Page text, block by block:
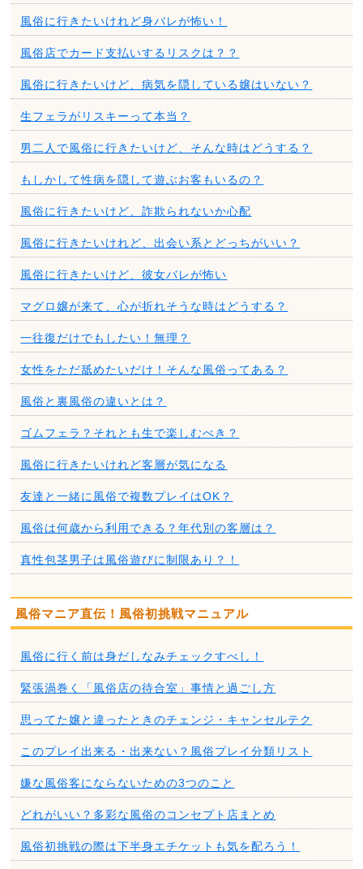
風俗に行きたいけれど身バレが怖い！
風俗店でカード支払いするリスクは？？
風俗に行きたいけど、病気を隠している嬢はいない？
生フェラがリスキーって本当？
男二人で風俗に行きたいけど、そんな時はどうする？
もしかして性病を隠して遊ぶお客もいるの？
風俗に行きたいけど、詐欺られないか心配
風俗に行きたいけれど、出会い系とどっちがいい？
風俗に行きたいけど、彼女バレが怖い
マグロ嬢が来て、心が折れそうな時はどうする？
一往復だけでもしたい！無理？
女性をただ舐めたいだけ！そんな風俗ってある？
風俗と裏風俗の違いとは？
ゴムフェラ？それとも生で楽しむべき？
風俗に行きたいけれど客層が気になる
友達と一緒に風俗で複数プレイはOK？
風俗は何歳から利用できる？年代別の客層は？
真性包茎男子は風俗遊びに制限あり？！
風俗マニア直伝！風俗初挑戦マニュアル
風俗に行く前は身だしなみチェックすべし！
緊張渦巻く「風俗店の待合室」事情と過ごし方
思ってた嬢と違ったときのチェンジ・キャンセルテク
このプレイ出来る・出来ない？風俗プレイ分類リスト
嫌な風俗客にならないための3つのこと
どれがいい？多彩な風俗のコンセプト店まとめ
風俗初挑戦の際は下半身エチケットも気を配ろう！